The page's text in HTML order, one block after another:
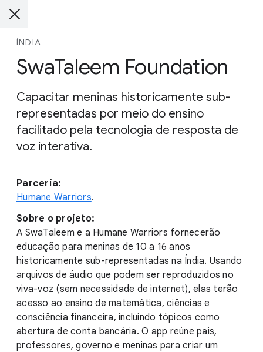
ÍNDIA
SwaTaleem Foundation
Capacitar meninas historicamente sub-
representadas por meio do ensino
facilitado pela tecnologia de resposta de
voz interativa.
Parceria:
Humane Warriors.
Sobre o projeto:
A SwaTaleem e a Humane Warriors fornecerão
educação para meninas de 10 a 16 anos
historicamente sub-representadas na Índia. Usando
arquivos de áudio que podem ser reproduzidos no
viva-voz (sem necessidade de internet), elas terão
acesso ao ensino de matemática, ciências e
consciência financeira, incluindo tópicos como
abertura de conta bancária. O app reúne pais,
professores, governo e meninas para criar um